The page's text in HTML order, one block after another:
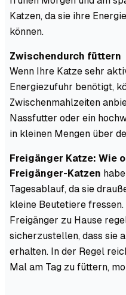
Katzen, da sie ihre
können.
Zwischendurch füttern
Wenn Ihre Katze sehr
Energiezufuhr benötigt,
Zwischenmahlzeiten
Nassfutter oder ein
in kleinen Mengen über
Freigänger Katze: Wie
Freigänger-Katzen
Tagesablauf, da sie
kleine Beutetiere
Freigänger zu Hause
sicherzustellen, dass sie
erhalten. In der Regel
Mal am Tag zu füttern,